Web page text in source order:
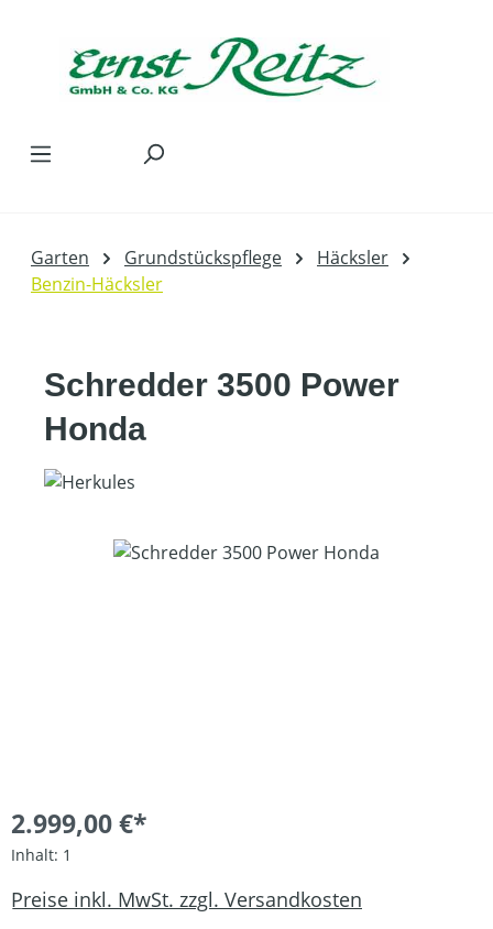
Garten Grundstückspflege
Häcksler
Benzin-Häcksler
Schredder 3500 Power
Honda
Bildergalerie überspringen
2.999,00 €*
Inhalt: 1
Preise inkl. MwSt. zzgl. Versandkosten